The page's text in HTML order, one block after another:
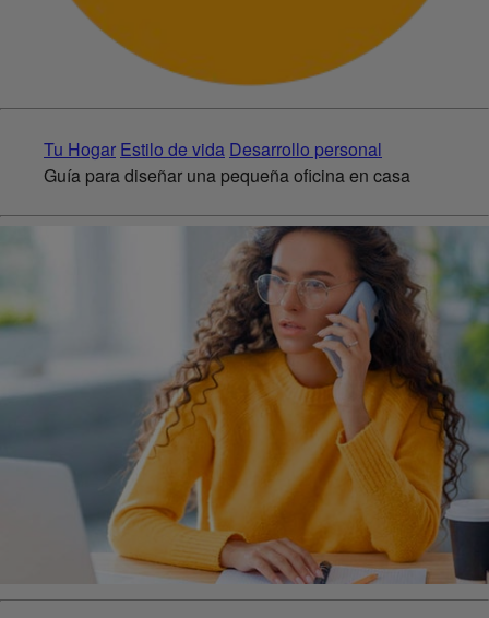
Tu Hogar Estilo de vida Desarrollo personal
Guía para diseñar una pequeña oficina en casa